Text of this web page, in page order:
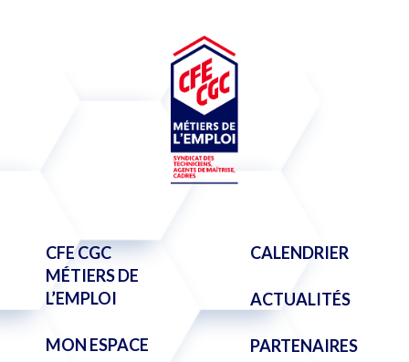
CFE CGC
MÉTIERS DE
L’EMPLOI
MON ESPACE
CALENDRIER
ACTUALITÉS
PARTENAIRES